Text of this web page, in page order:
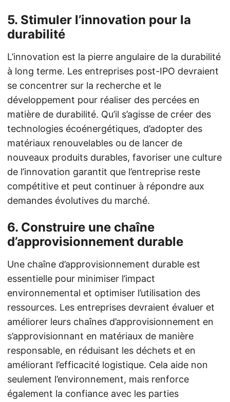
5. Stimuler l’innovation pour la
durabilité
L’innovation est la pierre angulaire de la durabilité
à long terme. Les entreprises post-IPO devraient
se concentrer sur la recherche et le
développement pour réaliser des percées en
matière de durabilité. Qu’il s’agisse de créer des
technologies écoénergétiques, d’adopter des
matériaux renouvelables ou de lancer de
nouveaux produits durables, favoriser une culture
de l’innovation garantit que l’entreprise reste
compétitive et peut continuer à répondre aux
demandes évolutives du marché.
6. Construire une chaîne
d’approvisionnement durable
Une chaîne d’approvisionnement durable est
essentielle pour minimiser l’impact
environnemental et optimiser l’utilisation des
ressources. Les entreprises devraient évaluer et
améliorer leurs chaînes d’approvisionnement en
s’approvisionnant en matériaux de manière
responsable, en réduisant les déchets et en
améliorant l’efficacité logistique. Cela aide non
seulement l’environnement, mais renforce
également la confiance avec les parties